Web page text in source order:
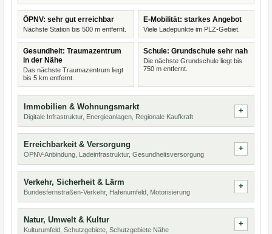
ÖPNV: sehr gut erreichbar
Nächste Station bis 500 m entfernt.
E-Mobilität: starkes Angebot
Viele Ladepunkte im PLZ-Gebiet.
Gesundheit: Traumazentrum
in der Nähe
Das nächste Traumazentrum liegt
bis 5 km entfernt.
Schule: Grundschule sehr nah
Die nächste Grundschule liegt bis
750 m entfernt.
Immobilien & Wohnungsmarkt
Digitale Infrastruktur, Energieanlagen, Regionale Kaufkraft
Erreichbarkeit & Versorgung
ÖPNV-Anbindung, Ladeinfrastruktur, Gesundheitsversorgung
Verkehr, Sicherheit & Lärm
Bundesfernstraßen-Verkehr, Hafenumfeld, Motorisierung
Natur, Umwelt & Kultur
Kulturumfeld, Schutzgebiete, Schutzgebiete Nähe